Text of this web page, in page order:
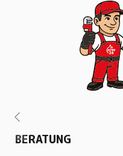
BERATUNG